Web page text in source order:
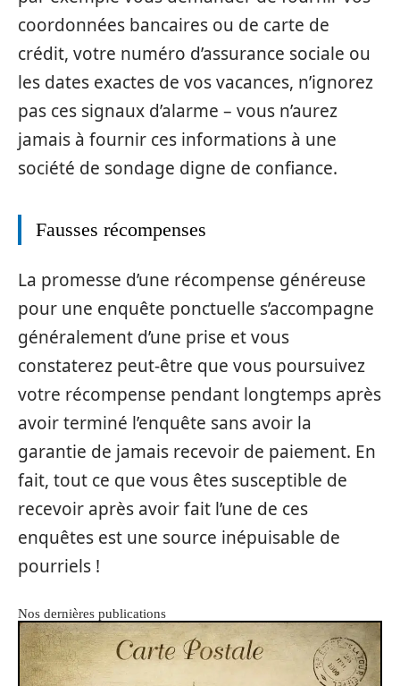
coordonnées bancaires ou de carte de
crédit, votre numéro d’assurance sociale ou
les dates exactes de vos vacances, n’ignorez
pas ces signaux d’alarme – vous n’aurez
jamais à fournir ces informations à une
société de sondage digne de confiance.
Fausses récompenses
La promesse d’une récompense généreuse
pour une enquête ponctuelle s’accompagne
généralement d’une prise et vous
constaterez peut-être que vous poursuivez
votre récompense pendant longtemps après
avoir terminé l’enquête sans avoir la
garantie de jamais recevoir de paiement. En
fait, tout ce que vous êtes susceptible de
recevoir après avoir fait l’une de ces
enquêtes est une source inépuisable de
pourriels !
Nos dernières publications